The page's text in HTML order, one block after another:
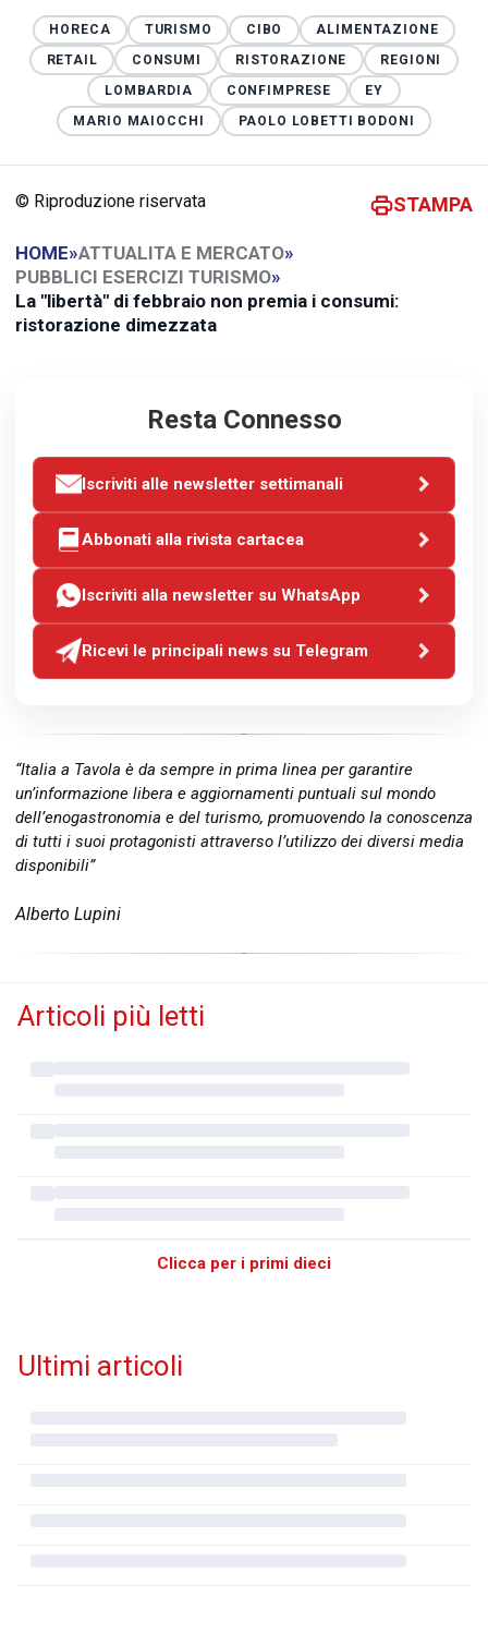
HORECA TURISMO CIBO
ALIMENTAZIONE
RETAIL
CONSUMI RISTORAZIONE
REGIONI
LOMBARDIA
CONFIMPRESE
EY
MARIO MAIOCCHI
PAOLO LOBETTI BODONI
© Riproduzione riservata STAMPA
HOME»ATTUALITA E MERCATO»
PUBBLICI ESERCIZI TURISMO»
La "libertà" di febbraio non premia i consumi:
ristorazione dimezzata
Resta Connesso
Iscriviti alle newsletter settimanali
Abbonati alla rivista cartacea
Iscriviti alla newsletter su WhatsApp
Ricevi le principali news su Telegram
“Italia a Tavola è da sempre in prima linea per garantire
un’informazione libera e aggiornamenti puntuali sul mondo
dell’enogastronomia e del turismo, promuovendo la conoscenza
di tutti i suoi protagonisti attraverso l’utilizzo dei diversi media
disponibili”
Alberto Lupini
Articoli più letti
Clicca per i primi dieci
Ultimi articoli